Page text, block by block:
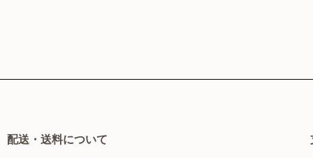
配送・送料について